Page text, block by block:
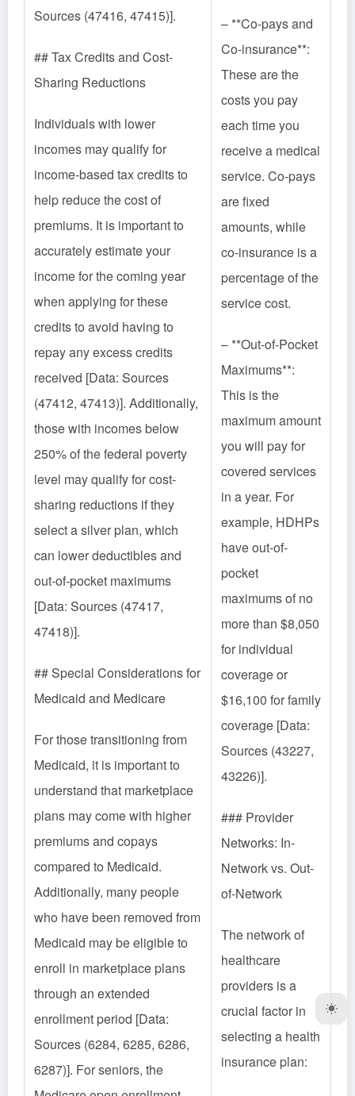
Sources (47416, 47415)].
## Tax Credits and Cost-
Sharing Reductions
Individuals with lower
incomes may qualify for
income-based tax credits to
help reduce the cost of
premiums. It is important to
accurately estimate your
income for the coming year
when applying for these
credits to avoid having to
repay any excess credits
received [Data: Sources
(47412, 47413)]. Additionally,
those with incomes below
250% of the federal poverty
level may qualify for cost-
sharing reductions if they
select a silver plan, which
can lower deductibles and
out-of-pocket maximums
[Data: Sources (47417,
47418)].
## Special Considerations for
Medicaid and Medicare
For those transitioning from
Medicaid, it is important to
understand that marketplace
plans may come with higher
premiums and copays
compared to Medicaid.
Additionally, many people
who have been removed from
Medicaid may be eligible to
enroll in marketplace plans
through an extended
enrollment period [Data:
Sources (6284, 6285, 6286,
6287)]. For seniors, the
– **Co-pays and
Co-insurance**:
These are the
costs you pay
each time you
receive a medical
service. Co-pays
are fixed
amounts, while
co-insurance is a
percentage of the
service cost.
– **Out-of-Pocket
Maximums**:
This is the
maximum amount
you will pay for
covered services
in a year. For
example, HDHPs
have out-of-
pocket
maximums of no
more than $8,050
for individual
coverage or
$16,100 for family
coverage [Data:
Sources (43227,
43226)].
### Provider
Networks: In-
Network vs. Out-
of-Network
The network of
healthcare
providers is a
crucial factor in
selecting a health
insurance plan: